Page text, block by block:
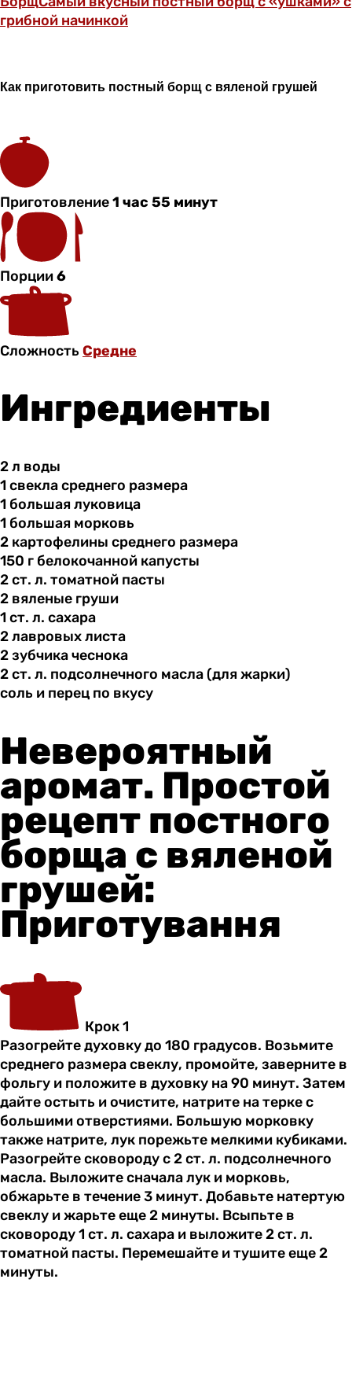
грибной начинкой
Как приготовить постный борщ с вяленой грушей
Приготовление1 час 55 минут
Порции6
Сложность Средне
Ингредиенты
2 л воды
1 свекласреднего размера
1 большаялуковица
1 большая морковь
2 картофелины среднего размера
150 г белокочанной капусты
2 ст. л. томатной пасты
2 вяленые груши
1 ст. л. сахара
2 лавровыхлиста
2 зубчикачеснока
2 ст. л. подсолнечного масла (для жарки)
соль и перец по вкусу
Невероятный
аромат. Простой
рецепт постного
борща с вяленой
грушей:
Приготування
Крок 1
Разогрейте духовку до 180 градусов. Возьмите
среднего размера свеклу, промойте, заверните в
фольгу и положите в духовку на 90 минут. Затем
дайте остыть и очистите, натрите на терке с
большими отверстиями. Большую морковку
также натрите, лук порежьте мелкими кубиками.
Разогрейте сковороду с 2 ст. л. подсолнечного
масла. Выложите сначала лук и морковь,
обжарьте в течение 3 минут. Добавьте натертую
свеклу и жарьте еще 2 минуты. Всыпьте в
сковороду 1 ст. л. сахара и выложите 2 ст. л.
томатной пасты. Перемешайте и тушите еще 2
минуты.